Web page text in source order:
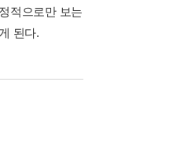
적으로만 보는
된다.